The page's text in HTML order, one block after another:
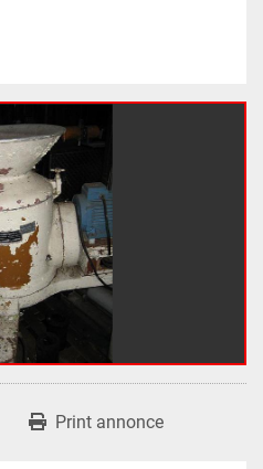
Print annonce